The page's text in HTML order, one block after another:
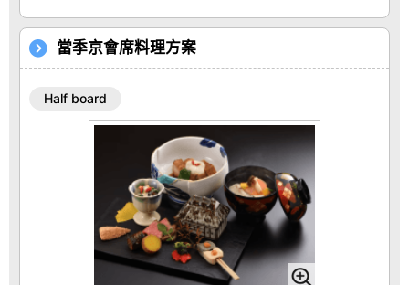
當季京會席料理方案
Half board